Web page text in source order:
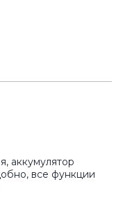
аккумулятор
все функции